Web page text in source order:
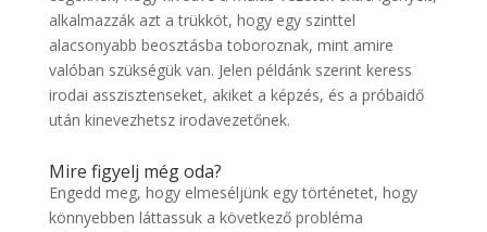
alkalmazzák azt a trükköt, hogy egy szinttel
alacsonyabb beosztásba toboroznak, mint amire
valóban szükségük van. Jelen példánk szerint keress
irodai asszisztenseket, akiket a képzés, és a próbaidő
után kinevezhetsz irodavezetőnek.
Mire figyelj még oda?
Engedd meg, hogy elmeséljünk egy történetet, hogy
könnyebben láttassuk a következő probléma